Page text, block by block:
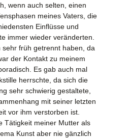
wenn auch selten, einen
meines Vaters, die
Einflüsse und
immer wieder veränderten.
sehr früh getrennt haben, da
der Kontakt zu meinem
Es gab auch mal
herrschte, da sich die
sehr schwierig gestaltete,
mit seiner letzten
vor ihm verstorben ist.
Tätigkeit meiner Mutter als
Kunst aber nie gänzlich